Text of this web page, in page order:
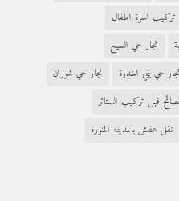
تركيب اسرة اطفال
نجار حي السيح
نجار حي بني اخدرة
نجار حي شوران
قبل تركيب الستائر
نقل عفش بالمدينة المنورة